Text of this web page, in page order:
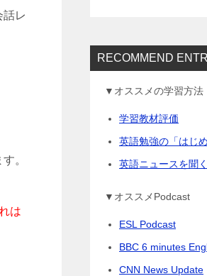
レ
。
は
RECOMMEND
▼オススメの学習方法
学習教材評価
英語勉強の「はじ
英語ニュースを聞く
▼オススメPodcast
ESL Podcast
BBC 6 minutes
CNN News Update